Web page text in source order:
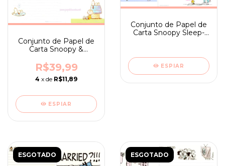
Conjunto de Papel de
Carta Snoopy &
Japan
R$39,99
4 x de R$11,89
ESPIAR
Conjunto de Papel de
Carta Snoopy Sleep-
ESPIAR
ESGOTADO ESGOTADO